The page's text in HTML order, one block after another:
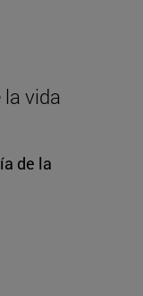
la vida
de la